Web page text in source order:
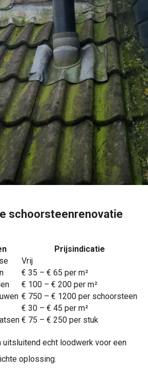
schoorsteenrenovatie
Prijsindicatie
Vrij
€ 35 – € 65 per m²
€ 100 – € 200 per m²
€ 750 – € 1200 per schoorsteen
€ 30 – € 45 per m²
€ 75 – € 250 per stuk
uitsluitend echt loodwerk voor een
oplossing.